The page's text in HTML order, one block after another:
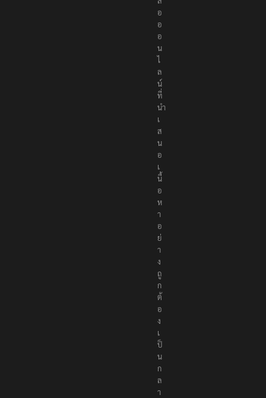
อ
อ
อ
น
ไ
ล
น์
ที่
นำ
เ
ส
น
อ
เ
นื้
อ
ห
า
อ
ย่
า
ง
ถู
ก
ต้
อ
ง
เ
ป็
น
ก
ล
า